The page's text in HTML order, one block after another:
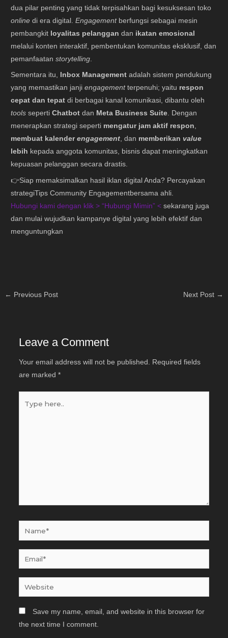
dua pilar penting yang tidak terpisahkan bagi kesuksesan toko
online di era digital.Engagementberfungsi sebagai mesin
pembangkit loyalitas pelanggan dan ikatan emosional
melalui konten interaktif, pembentukan komunitas eksklusif, dan
pemanfaatanstorytelling
Sementara itu, Inbox Management adalah sistem pendukung
yang memastikan janjiengagementterpenuhi; yaitu respon
cepat dan tepat di berbagai kanal komunikasi, dibantu oleh
tools sepertiChatbot dan Meta Business Suite. Dengan
menerapkan strategi seperti mengatur jam aktif respon,
membuat kalenderengagement, dan memberikanvalue
lebih kepada anggota komunitas, bisnis dapat meningkatkan
kepuasan pelanggan secara drastis.
👉Siap memaksimalkan hasil iklan digital Anda? Percayakan
strategiTips Community Engagementbersama ahli.
Hubungi kami dengan klik > “ Hubungi Mimin” < sekarang juga
dan mulai wujudkan kampanye digital yang lebih efektif dan
menguntungkan
← Previous Post Next Post →
Leave a Comment
Your email address will not be published.
Required fields
are marked *
here..
Website
Save my name, email, and website in this browser for
the next time I comment.